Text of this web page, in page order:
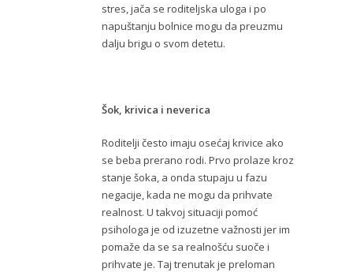
stres, jača se roditeljska uloga i po
napuštanju bolnice mogu da preuzmu
dalju brigu o svom detetu.
Šok, krivica i neverica
Roditelji često imaju osećaj krivice ako
se beba prerano rodi. Prvo prolaze kroz
stanje šoka, a onda stupaju u fazu
negacije, kada ne mogu da prihvate
realnost. U takvoj situaciji pomoć
psihologa je od izuzetne važnosti jer im
pomaže da se sa realnošću suoče i
prihvate je. Taj trenutak je preloman